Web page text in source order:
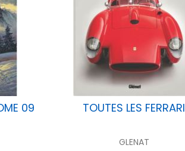
09
TOUTES LES FERRARI
GLENAT